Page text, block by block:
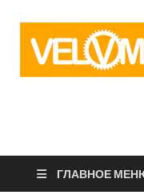
ГЛАВНОЕ